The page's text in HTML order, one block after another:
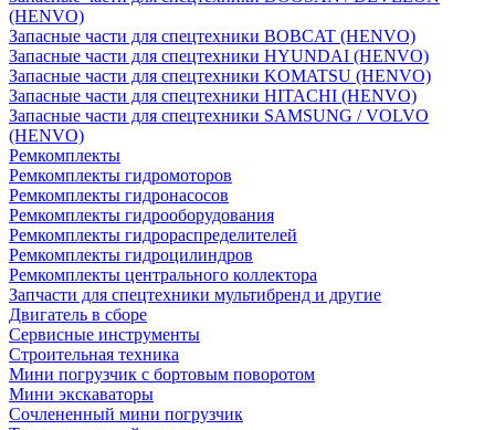
(HENVO)
Запасные части для спецтехники BOBCAT (HENVO)
Запасные части для спецтехники HYUNDAI (HENVO)
Запасные части для спецтехники KOMATSU (HENVO)
Запасные части для спецтехники HITACHI (HENVO)
Запасные части для спецтехники SAMSUNG / VOLVO
(HENVO)
Ремкомплекты
Ремкомплекты гидромоторов
Ремкомплекты гидронасосов
Ремкомплекты гидрооборудования
Ремкомплекты гидрораспределителей
Ремкомплекты гидроцилиндров
Ремкомплекты центрального коллектора
Запчасти для спецтехники мультибренд и другие
Двигатель в сборе
Сервисные инструменты
Строительная техника
Мини погрузчик с бортовым поворотом
Мини экскаваторы
Сочлененный мини погрузчик